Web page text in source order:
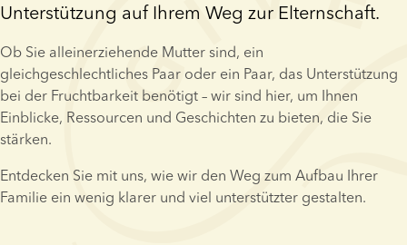
Unterstützung auf Ihrem Weg zur Elternschaft.
Ob Sie alleinerziehende Mutter sind, ein
gleichgeschlechtliches Paar oder ein Paar, das Unterstützung
bei der Fruchtbarkeit benötigt – wir sind hier, um Ihnen
Einblicke, Ressourcen und Geschichten zu bieten, die Sie
stärken.
Entdecken Sie mit uns, wie wir den Weg zum Aufbau Ihrer
Familie ein wenig klarer und viel unterstützter gestalten.